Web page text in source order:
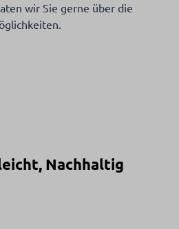
wir Sie gerne über die
Nachhaltig